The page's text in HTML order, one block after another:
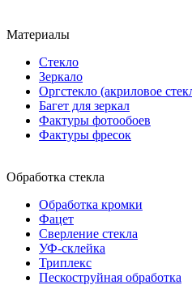
Материалы
Стекло
Зеркало
Оргстекло (акриловое
Багет для зеркал
Фактуры фотообоев
Фактуры фресок
Обработка стекла
Обработка кромки
Фацет
Сверление стекла
УФ-склейка
Триплекс
Пескоструйная обработка